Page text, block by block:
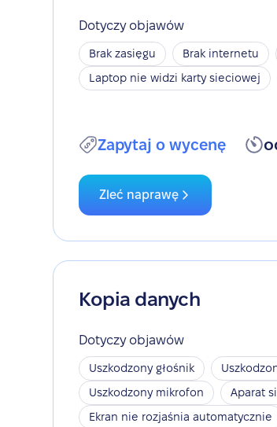
Dotyczy objawów
Brak zasięgu Brak internetu
Laptop nie widzi karty sieciowej
Zapytaj o wycenę
Zleć naprawę
Kopia danych
Dotyczy objawów
Uszkodzony głośnik
Uszkodzony mikrofon
Aparat
Ekran nie rozjaśnia automatycznie